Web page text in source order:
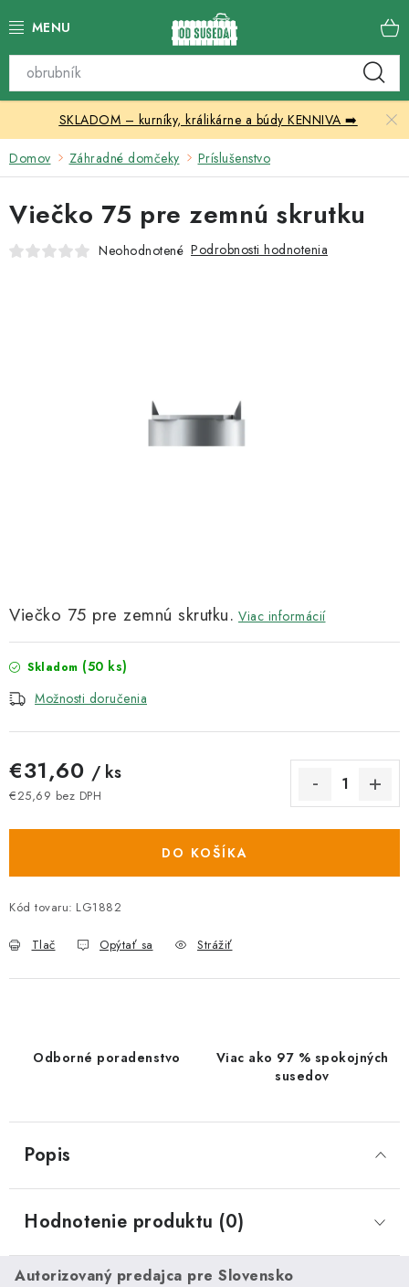
na
Katalóg produktov
Skleníky
Nábytok
Chovateľské potreby
SKLADOM – kurníky, králikárne a búdy KENNIVA ➡️
Domov Záhradné domčeky Príslušenstvo
Viečko 75 pre zemnú skrutku. Viac informácií
Skladom (50 ks)
Možnosti doručenia
€31,60 / ks
€25,69 bez DPH
DO KOŠÍKA
Kód tovaru: LG1882
Tlač Opýtať sa Strážiť
Viečko 75 pre zemnú skrutku
Neohodnotené Podrobnosti hodnotenia
Odborné poradenstvo
Viac ako 97 % spokojných
susedov
Popis
Hodnotenie produktu (0)
Autorizovaný predajca pre Slovensko